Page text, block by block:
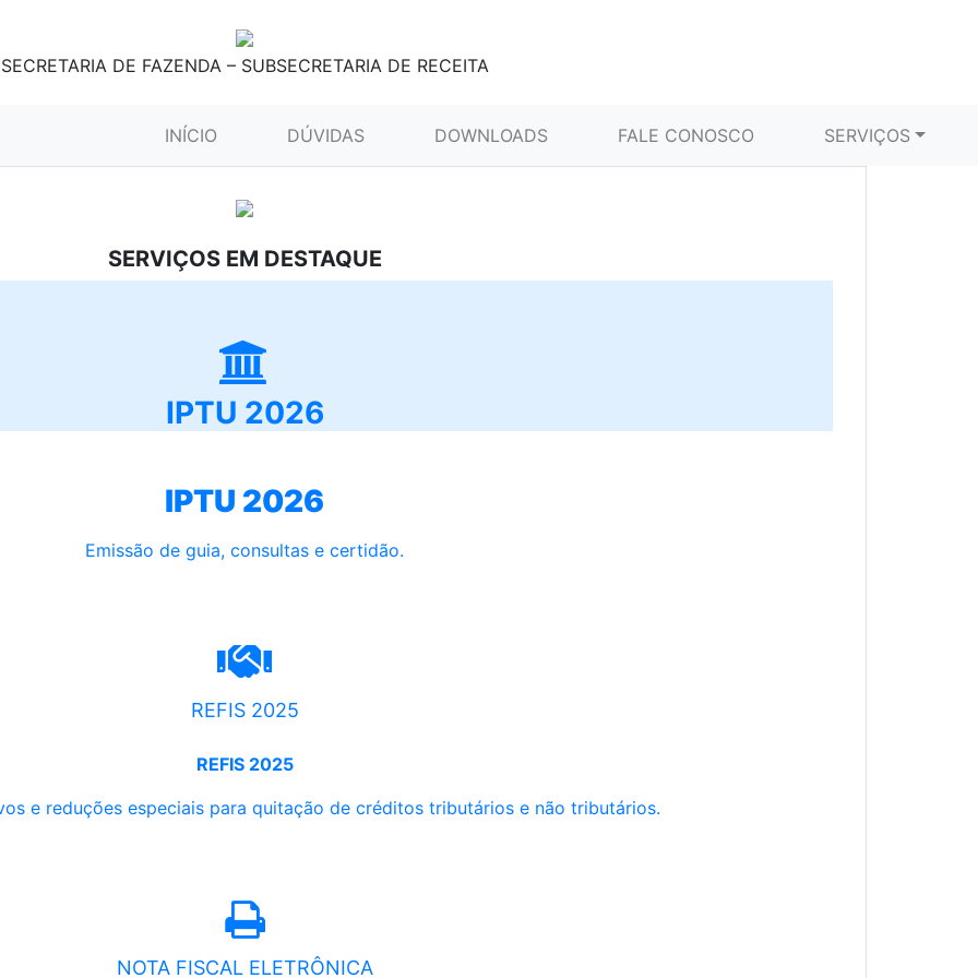
SECRETARIA DE FAZENDA – SUBSECRETARIA DE RECEITA
INÍCIO (CURRENT)DÚVIDAS DOWNLOADS FALE CONOSCO SERVIÇOS
SERVIÇOS EM DESTAQUE
IPTU 2026
IPTU 2026
Emissão de guia, consultas e certidão.
REFIS 2025
REFIS 2025
e reduções especiais para quitação de créditos tributários e não tributários.
NOTA FISCAL ELETRÔNICA